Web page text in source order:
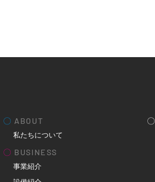
〇 ABOUT 〇
私たちについて
〇 BUSINESS
事業紹介